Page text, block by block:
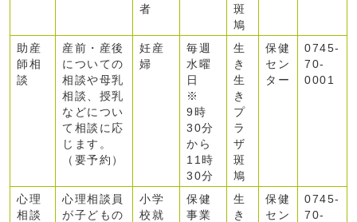
者
斑
鳩
助産
師相
談
産前・産後
についての
相談や母乳
相談、授乳
などについ
て相談に応
じます。
（要予約）
妊産
婦
毎週
水曜
日
※
9時
30分
から
11時
30分
生
き
生
き
プ
ラ
ザ
斑
鳩
保健
セン
ター
0745-
70-
0001
心理
相談
心理相談員
が子どもの
小学
校就
保健
事業
生
き
保健
セン
0745-
70-